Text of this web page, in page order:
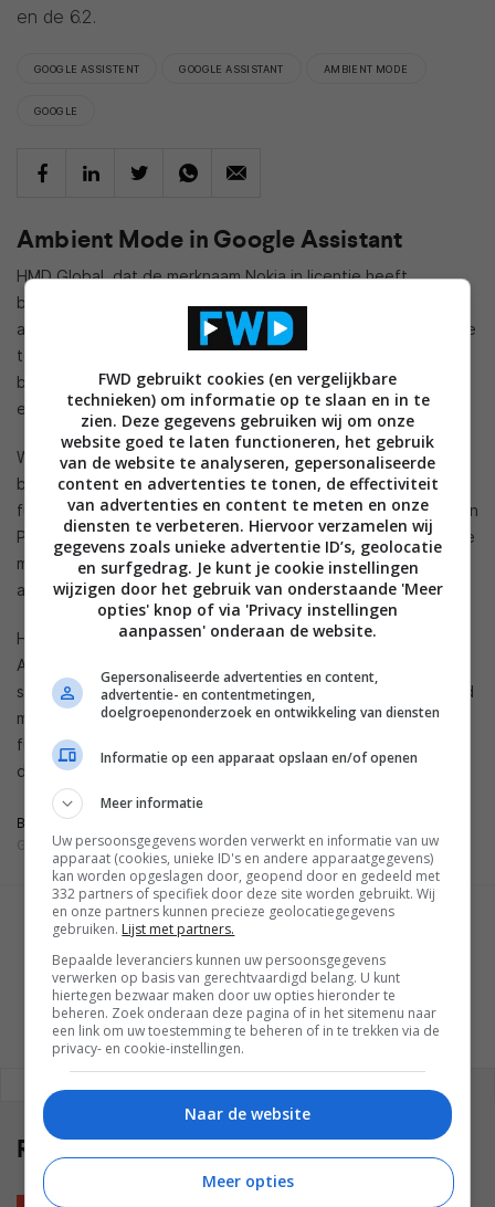
en de 6.2.
GOOGLE ASSISTENT GOOGLE ASSISTANT AMBIENT MODE
GOOGLE
Ambient Mode in Google Assistant
HMD Global, dat de merknaam Nokia in licentie heeft,
bevestigde dat de Ambient Mode beschikbaar zal zijn op de
apparaten. De functie stelt je ertoe in staat visuele interactie
te hebben met Google Assistant, op het moment dat deze
bijvoorbeeld opgeladen wordt. Zo verandert je telefoon in
een slim scherm op het moment dat je die oplaadt.
We hoorden al iets over de nieuwe functie, toen Google
begon met de testfase van Android Q. Het is ook een
functionaliteit die we al eens zagen in de Pixel. Als die op een
Pixel Stand geplaatst wordt, zie je verschillende functies. Die
mogelijkheid was een fijne toevoeging, die nu dus ook naar
andere Android-apparaten zal komen.
Het past ook binnen de diepere integratie tussen Google
Assistant en de apparaten die draaien op Android. Dat zijn er
steeds meer, want heel wat fabrikanten komen de laatste tijd
met eigen slimme schermen de markt op. Hoe de nieuwe
functie er precies uit zal zien is nog niet zeker, maar zodra
dat bekend is, laten we dat uiteraard weten.
BRON
GOOGLE
GESCHREVEN DOOR
Reacties(0)
FWD gebruikt cookies (en vergelijkbare
technieken) om informatie op te slaan en in te
zien. Deze gegevens gebruiken wij om onze
website goed te laten functioneren, het gebruik
van de website te analyseren, gepersonaliseerde
content en advertenties te tonen, de effectiviteit
van advertenties en content te meten en onze
diensten te verbeteren. Hiervoor verzamelen wij
gegevens zoals unieke advertentie ID’s, geolocatie
en surfgedrag. Je kunt je cookie instellingen
wijzigen door het gebruik van onderstaande 'Meer
opties' knop of via 'Privacy instellingen
aanpassen' onderaan de website.
Gepersonaliseerde advertenties en content,
advertentie- en contentmetingen,
doelgroepenonderzoek en ontwikkeling van diensten
Informatie op een apparaat opslaan en/of openen
Meer informatie
Uw persoonsgegevens worden verwerkt en informatie van uw
apparaat (cookies, unieke ID's en andere apparaatgegevens)
kan worden opgeslagen door, geopend door en gedeeld met
332 partners of specifiek door deze site worden gebruikt. Wij
en onze partners kunnen precieze geolocatiegegevens
gebruiken. Lijst met partners.
Bepaalde leveranciers kunnen uw persoonsgegevens
verwerken op basis van gerechtvaardigd belang. U kunt
hiertegen bezwaar maken door uw opties hieronder te
beheren. Zoek onderaan deze pagina of in het sitemenu naar
een link om uw toestemming te beheren of in te trekken via de
privacy- en cookie-instellingen.
Naar de website
Meer opties